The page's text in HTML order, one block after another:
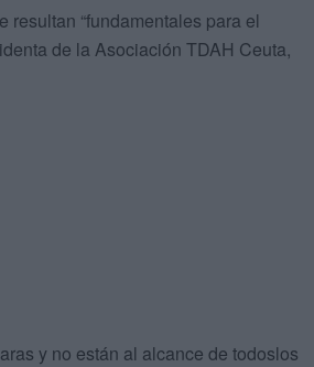
“fundamentales para el
de la Asociación TDAH Ceuta,
y no están al alcance de todoslos